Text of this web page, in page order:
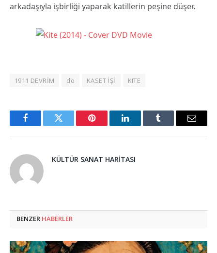
arkadaşıyla işbirliği yaparak katillerin peşine düşer.
1911 DEVRİM do KASET İŞİ KITE
FacebookTwitter Pinterest LinkedInTumblr Email
KÜLTÜR SANAT HARITASI
BENZER HABERLER